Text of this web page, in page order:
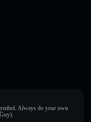
Always do your own